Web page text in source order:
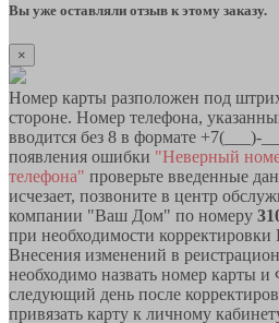
Вы уже оставляли отзыв к этому заказу.
×
Номер карты разположен под
стороне. Номер телефона,
вводится без 8 в формате +7(___)-
появления ошибки "Неверный
телефона" проверьте введенные
исчезает, позвоните в центр
компании "Ваш Дом" по номеру
при необходимости
Внесения изменений в
необходимо назвать номер карты
следующий день после
привязать карту к личному